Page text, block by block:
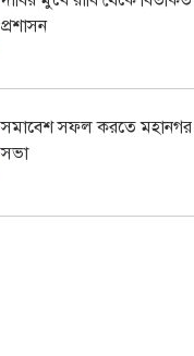
প্রশাসন
সমাবেশ সফল করতে মহানগর
সভা